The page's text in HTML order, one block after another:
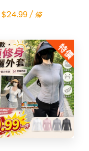
Original
was:
$79.00.
$24.99Current
is:
$24.99.
/ 條
特價
Share